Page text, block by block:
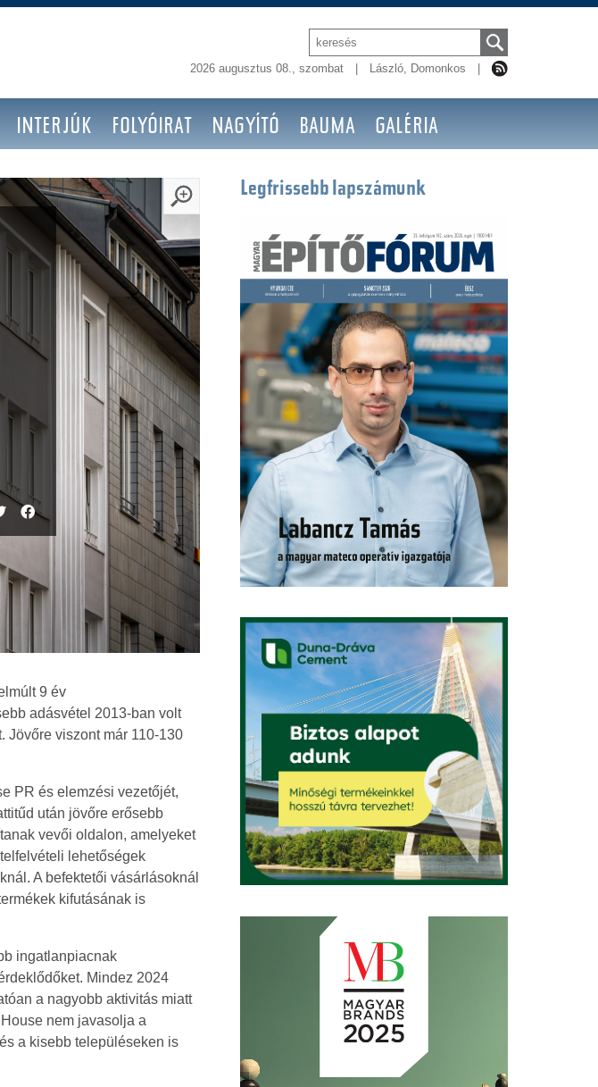
2026 augusztus 08., szombat László, Domonkos
INTERJÚK FOLYÓIRAT NAGYÍTÓ BAUMA GALÉRIA
9 év
adásvétel 2013-ban volt
Jövőre viszont már 110-130
PR és elemzési vezetőjét,
után jövőre erősebb
vevői oldalon, amelyeket
lehetőségek
A befektetői vásárlásoknál
kifutásának is
ingatlanpiacnak
Mindez 2024
a nagyobb aktivitás miatt
nem javasolja a
a kisebb településeken is
Legfrissebb lapszámunk